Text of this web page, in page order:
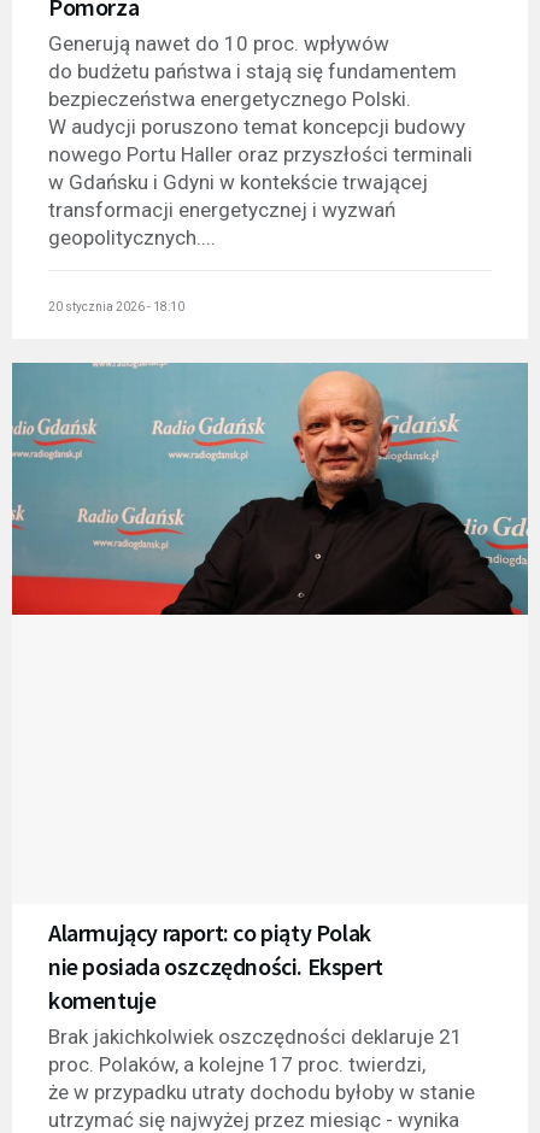
Pomorza
Generują nawet do 10 proc. wpływów
do budżetu państwa i stają się fundamentem
bezpieczeństwa energetycznego Polski.
W audycji poruszono temat koncepcji budowy
nowego Portu Haller oraz przyszłości terminali
w Gdańsku i Gdyni w kontekście trwającej
transformacji energetycznej i wyzwań
geopolitycznych....
20 stycznia 2026 - 18:10
Alarmujący raport: co piąty Polak
nie posiada oszczędności. Ekspert
komentuje
Brak jakichkolwiek oszczędności deklaruje 21
proc. Polaków, a kolejne 17 proc. twierdzi,
że w przypadku utraty dochodu byłoby w stanie
utrzymać się najwyżej przez miesiąc - wynika